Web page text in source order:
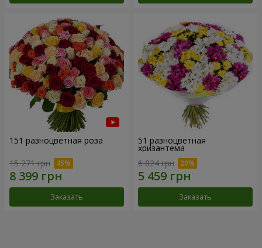
151 разноцветная роза
15 271 грн
Заказать
51 разноцветная
хризантема
6 824 грн
Заказать